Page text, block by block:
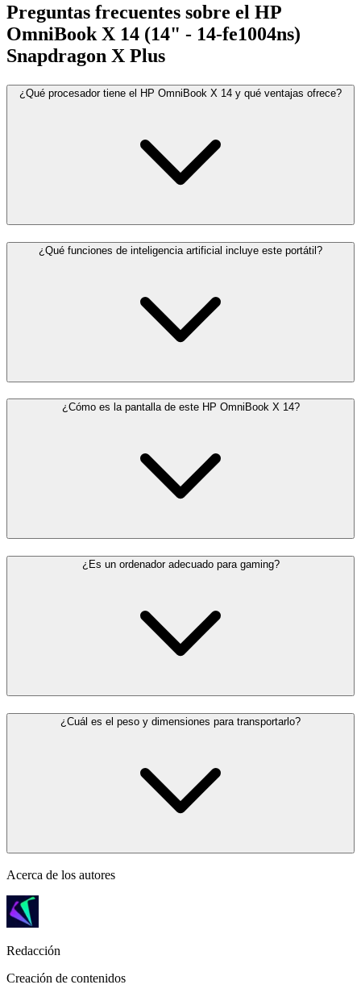
Preguntas frecuentes sobre el HP
OmniBook X 14 (14" - 14-fe1004ns)
Snapdragon X Plus
¿Qué procesador tiene el HP OmniBook X 14 y qué ventajas ofrece?
¿Qué funciones de inteligencia artificial incluye este portátil?
¿Cómo es la pantalla de este HP OmniBook X 14?
¿Es un ordenador adecuado para gaming?
¿Cuál es el peso y dimensiones para transportarlo?
Acerca de los autores
Redacción
Creación de contenidos